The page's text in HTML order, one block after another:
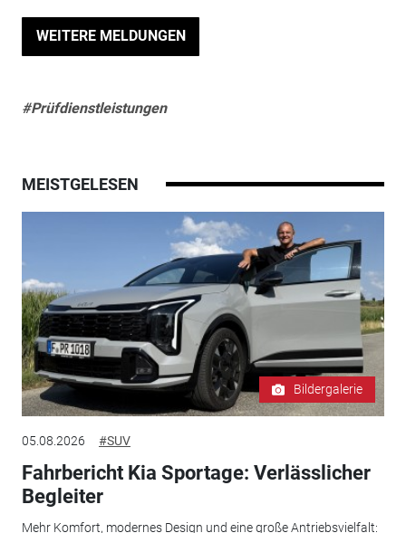
WEITERE MELDUNGEN
#Prüfdienstleistungen
MEISTGELESEN
Bildergalerie
05.08.2026 #SUV
Fahrbericht Kia Sportage: Verlässlicher
Begleiter
Mehr Komfort, modernes Design und eine große Antriebsvielfalt: